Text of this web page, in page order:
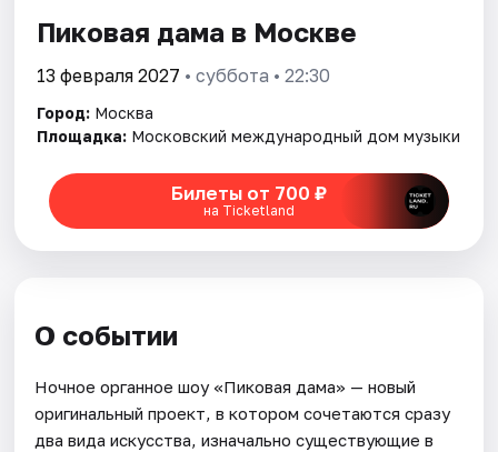
Площадки
Артисты
Рейтинги
Пиковая дама в Москве
13 февраля 2027 • суббота • 22:30
Город: Москва
Площадка: Московский международный дом музыки
Билеты от 700 ₽
на Ticketland
О событии
Ночное органное шоу «Пиковая дама» — новый
оригинальный проект, в котором сочетаются сразу
два вида искусства, изначально существующие в